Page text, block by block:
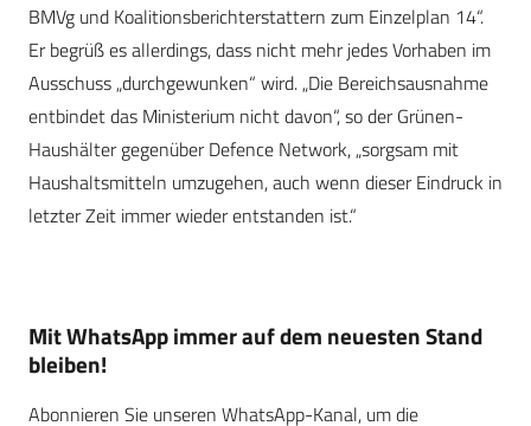
BMVg und Koalitionsberichterstattern zum Einzelplan 14“.
Er begrüß es allerdings, dass nicht mehr jedes Vorhaben im
Ausschuss „durchgewunken“ wird. „Die Bereichsausnahme
entbindet das Ministerium nicht davon“, so der Grünen-
Haushälter gegenüber Defence Network, „sorgsam mit
Haushaltsmitteln umzugehen, auch wenn dieser Eindruck in
letzter Zeit immer wieder entstanden ist.“
Mit WhatsApp immer auf dem neuesten Stand
bleiben!
Abonnieren Sie unseren WhatsApp-Kanal, um die